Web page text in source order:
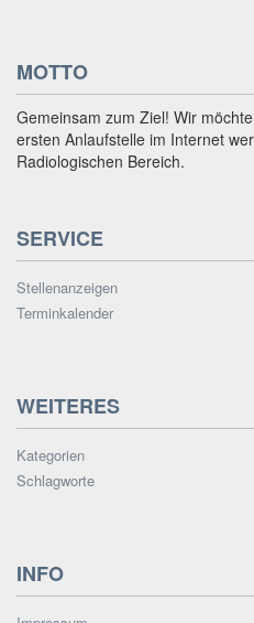
MOTTO
Gemeinsam zum Ziel! Wir
ersten Anlaufstelle im Internet
Radiologischen Bereich.
SERVICE
Stellenanzeigen
Terminkalender
WEITERES
Kategorien
Schlagworte
INFO